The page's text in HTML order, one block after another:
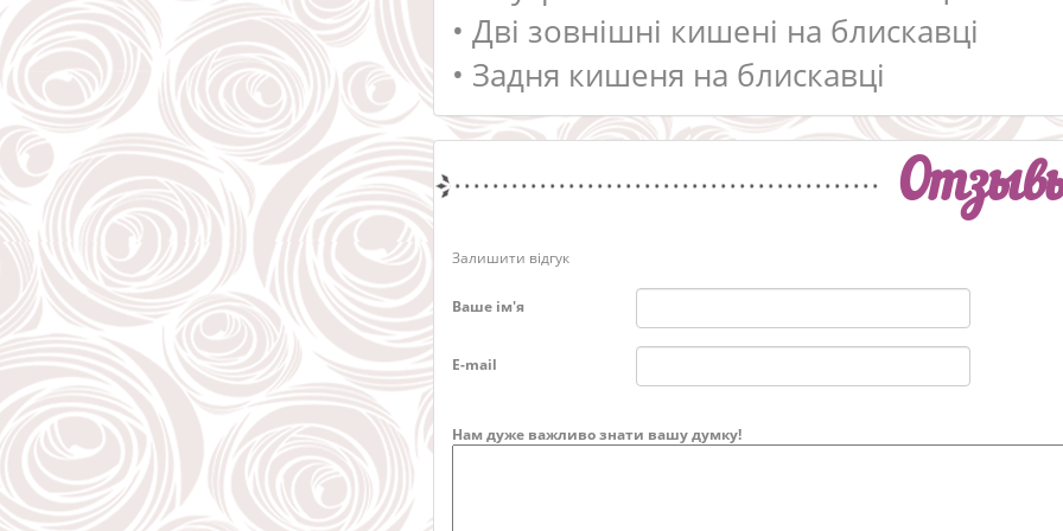
• Дві зовнішні кишені на блискавці
• Задня кишеня на блискавці
Залишити відгук
Ваше ім'я
E-mail
Нам дуже важливо знати вашу думку!